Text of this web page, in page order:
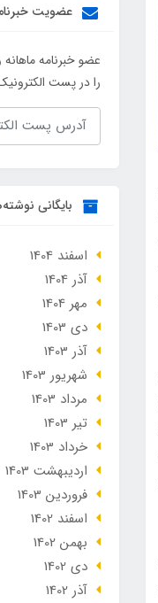
عضویت
عضو خبرنامه
را در پست
بایگانی
اسفند 1404
آذر 1404
مهر 1404
دی 1403
آذر 1403
شهریور 1403
مرداد 1403
تير 1403
خرداد 1403
ارديبهشت 1403
فروردین 1403
اسفند 1402
بهمن 1402
دی 1402
آذر 1402